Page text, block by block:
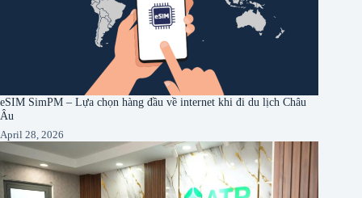
eSIM SimPM – Lựa chọn hàng đầu về internet khi đi du lịch Châu
Âu
April 28, 2026